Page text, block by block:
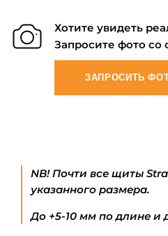
Хотите увидеть
Запросите фото со
ЗАПРОСИТЬ
NB! Почти все щиты
указанного размера.
До +5-10 мм по длине и